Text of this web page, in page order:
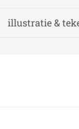
illustratie &